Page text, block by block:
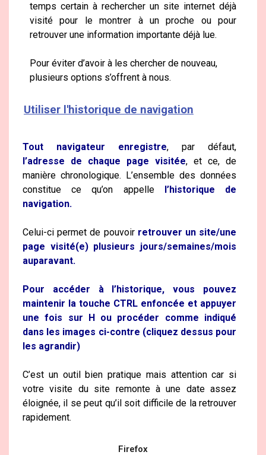
temps certain à rechercher un site internet déjà
visité pour le montrer à un proche ou pour
retrouver une information importante déjà lue.
Pour éviter d’avoir à les chercher de nouveau,
plusieurs options s’offrent à nous.
Utiliser l'historique de navigation
Tout navigateur enregistre, par défaut,
l’adresse de chaque page visitée, et ce, de
manière chronologique. L’ensemble des données
constitue ce qu’on appellel’historique de
navigation.
Celui-ci permet de pouvoir retrouver un site/une
page visité(e) plusieurs jours/semaines/mois
auparavant.
Pour accéder à l’historique, vous pouvez
maintenir la touche CTRL enfoncée et appuyer
une fois sur H ou procéder comme indiqué
dans les images ci-contre (cliquez dessus pour
les agrandir)
C’est un outil bien pratique mais attention car si
votre visite du site remonte à une date assez
éloignée, il se peut qu’il soit difficile de la retrouver
rapidement.
Firefox